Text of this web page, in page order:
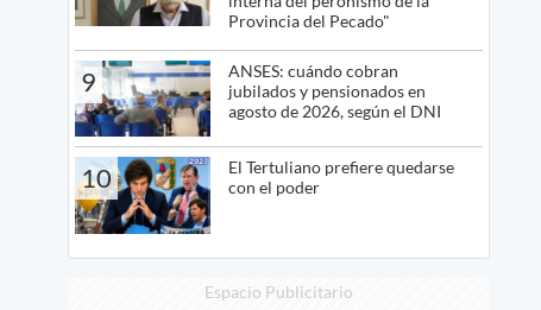
Provincia del Pecado"
9
ANSES: cuándo cobran
jubilados y pensionados en
agosto de 2026, según el DNI
10
El Tertuliano prefiere quedarse
con el poder
Espacio Publicitario